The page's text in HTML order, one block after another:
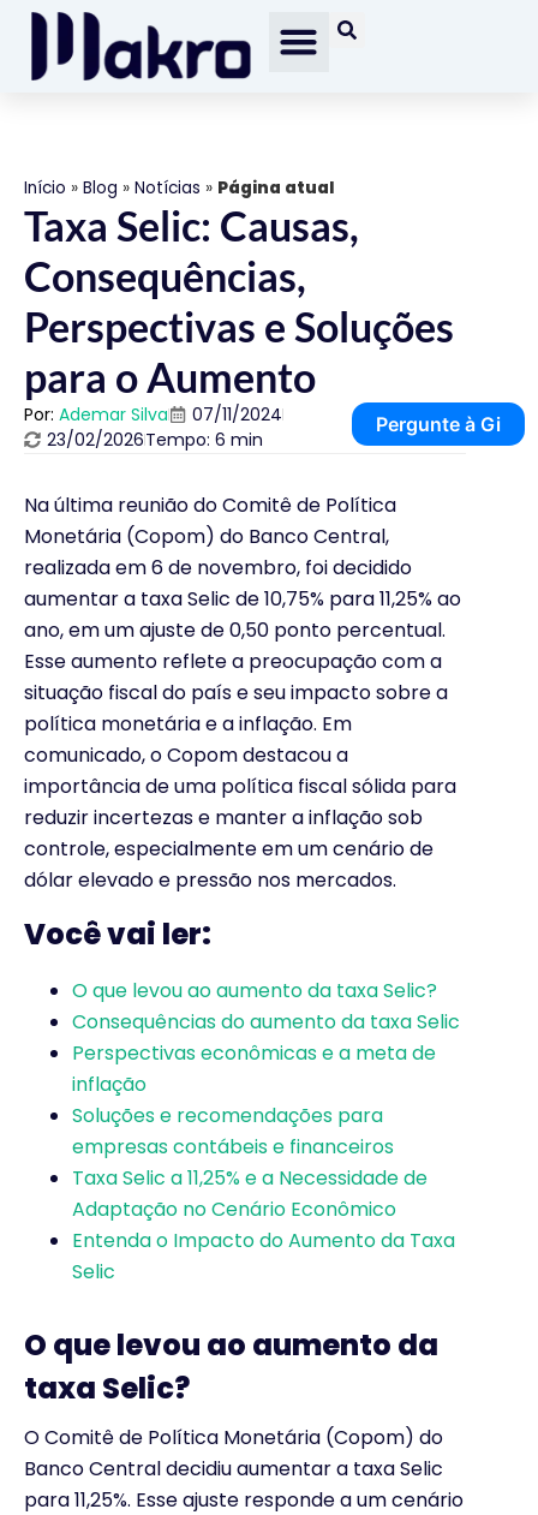
Início » Blog » Notícias » Página atual
Taxa Selic: Causas,
Consequências,
Perspectivas e Soluções
para o Aumento
Por: Ademar Silva
07/11/2024
23/02/2026Tempo: 6 min
Pergunte à Gi
Na última reunião do Comitê de Política
Monetária (Copom) do Banco Central,
realizada em 6 de novembro, foi decidido
aumentar a taxa Selic de 10,75% para 11,25% ao
ano, em um ajuste de 0,50 ponto percentual.
Esse aumento reflete a preocupação com a
situação fiscal do país e seu impacto sobre a
política monetária e a inflação. Em
comunicado, o Copom destacou a
importância de uma política fiscal sólida para
reduzir incertezas e manter a inflação sob
controle, especialmente em um cenário de
dólar elevado e pressão nos mercados.
Você vai ler:
O que levou ao aumento da taxa Selic?
Consequências do aumento da taxa Selic
Perspectivas econômicas e a meta de
inflação
Soluções e recomendações para
empresas contábeis e financeiros
Taxa Selic a 11,25% e a Necessidade de
Adaptação no Cenário Econômico
Entenda o Impacto do Aumento da Taxa
Selic
O que levou ao aumento da
taxa Selic?
O Comitê de Política Monetária (Copom) do
Banco Central decidiu aumentar a taxa Selic
para 11,25%. Esse ajuste responde a um cenário